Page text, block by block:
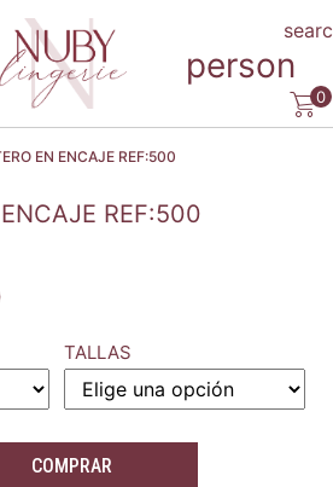
person
0
EN ENCAJE REF:500
REF:500
TALLAS
COMPRAR